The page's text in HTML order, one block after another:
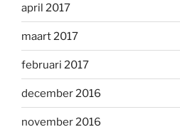
april 2017
maart 2017
februari 2017
december 2016
november 2016